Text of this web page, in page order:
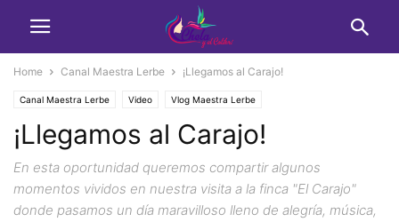
Home Canal Maestra Lerbe ¡Llegamos al Carajo!
Canal Maestra Lerbe Video Vlog Maestra Lerbe
¡Llegamos al Carajo!
En esta oportunidad queremos compartir algunos
momentos vividos en nuestra visita a la finca "El Carajo"
donde pasamos un día maravilloso lleno de alegría, música,